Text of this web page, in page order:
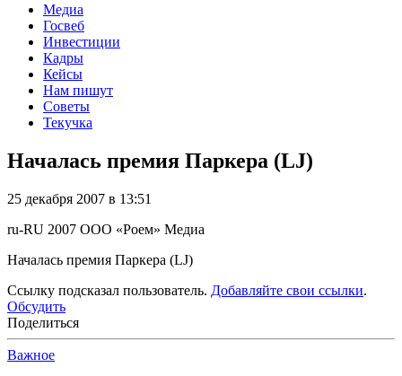
Медиа
Госвеб
Инвестиции
Кадры
Кейсы
Нам пишут
Советы
Текучка
Началась премия Паркера (LJ)
25 декабря 2007 в 13:51
ru-RU 2007 ООО «Роем» Медиа
Началась премия Паркера (LJ)
Ссылку подсказал пользователь. Добавляйте свои ссылки.
Обсудить
Поделиться
Важное